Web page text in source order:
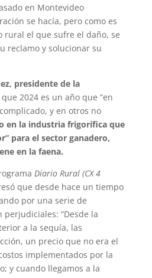
en Montevideo
se hacía, pero como es
rural el que sufre el daño, se
reclamo y solucionar su
presidente de la
2024 es un año que “en
y en otros no
en la industria frigorífica que
para el sector ganadero,
en la faena.
Diario Rural (CX 4
que desde hace un tiempo
por una serie de
“Desde la
a la sequía, las
un precio que no era el
implementados por la
y cuando llegamos a la